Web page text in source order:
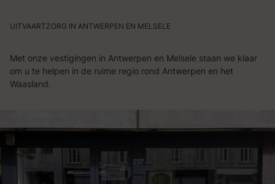
UITVAARTZORG IN ANTWERPEN EN MELSELE
Met onze vestigingen in Antwerpen en Melsele staan we klaar
om u te helpen in de ruime regio rond Antwerpen en het
Waasland.